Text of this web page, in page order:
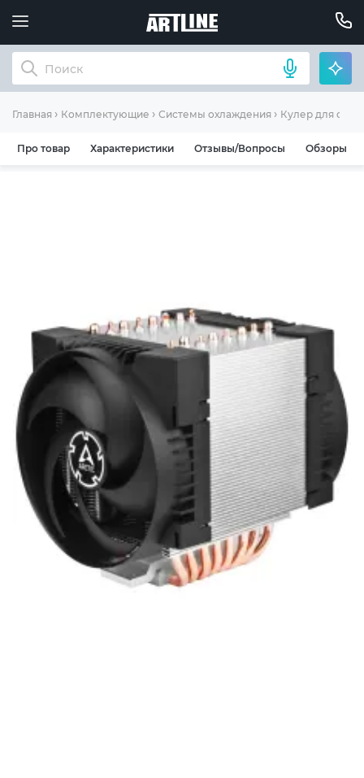
Главная Комплектующие Системы охлаждения Кулер для
Про товар Характеристики Отзывы/Вопросы Обзоры